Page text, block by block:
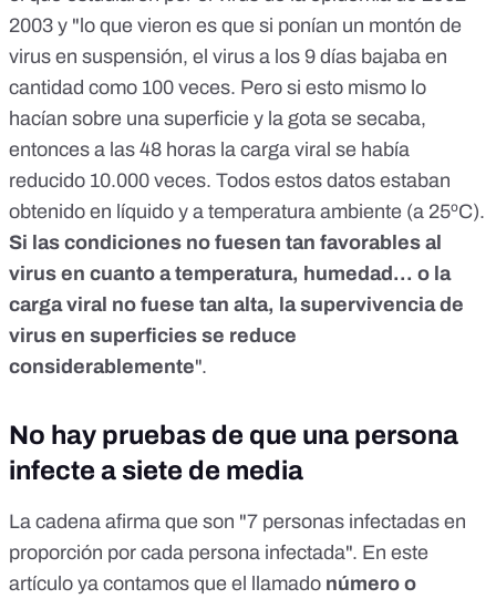
2003 y "lo que vieron es que si ponían un montón de
virus en suspensión, el virus a los 9 días bajaba en
cantidad como 100 veces. Pero si esto mismo lo
hacían sobre una superficie y la gota se secaba,
entonces a las 48 horas la carga viral se había
reducido 10.000 veces. Todos estos datos estaban
obtenido en líquido y a temperatura ambiente (a 25ºC).
Si las condiciones no fuesen tan favorables al
virus en cuanto a temperatura, humedad... o la
carga viral no fuese tan alta, la supervivencia de
virus en superficies se reduce
considerablemente".
No hay pruebas de que una persona
infecte a siete de media
La cadena afirma que son "7 personas infectadas en
proporción por cada persona infectada". En este
artículo ya contamos que el llamado número o